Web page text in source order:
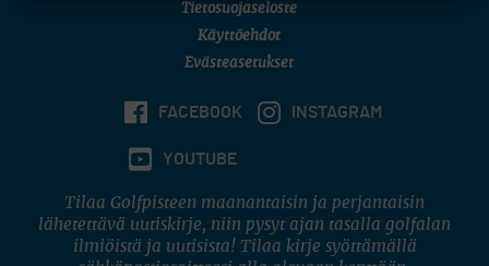
Tietosuojaseloste
Käyttöehdot
Evästeasetukset
FACEBOOK INSTAGRAM
YOUTUBE
Tilaa Golfpisteen maanantaisin ja perjantaisin
lähetettävä uutiskirje, niin pysyt ajan tasalla golfalan
ilmiöistä ja uutisista! Tilaa kirje syöttämällä